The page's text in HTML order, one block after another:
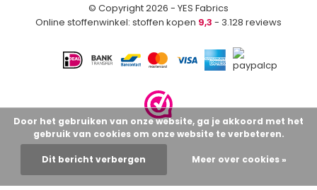
© Copyright 2026 - YES Fabrics
Online stoffenwinkel: stoffen kopen 9,3 - 3.128 reviews
Door het gebruiken van onze website, ga je akkoord met het
gebruik van cookies om onze website te verbeteren.
Dit bericht verbergen Meer over cookies »